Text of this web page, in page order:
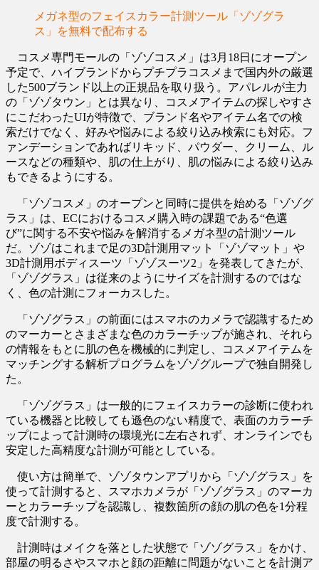
メガネ型のフェイスカラー計測ツール「ゾゾグラ
ス」を無料で配布する
コスメ専門モールの「ゾゾコスメ」は3月18日にオープン
予定で、ハイブランドからプチプラコスメまで国内外の厳選
した500ブランド以上の正規品を取り扱う。アパレルが主力
の「ゾゾタウン」とは異なり、コスメアイテムの探しやすさ
にこだわったUIが特徴で、ブランド名やアイテム名での検
索だけでなく、好みや悩みによる絞り込み検索にも対応。フ
ァンデーションであればリキッド、パウダー、クリーム、ル
ースなどの種類や、肌の仕上がり、肌の悩みによる絞り込み
もできるようにする。
「ゾゾコスメ」のオープンと同時に提供を始める「ゾゾグ
ラス」は、ECにおけるコスメ購入時の課題である“色選
び”に関する不安や悩みを解消するメガネ型の計測ツール
だ。ゾゾはこれまで足の3D計測用マット「ゾゾマット」や
3D計測用ボディスーツ「ゾゾスーツ2」を発表してきたが、
「ゾゾグラス」は従来のようにサイズを計測するのではな
く、色の計測にフォーカスした。
「ゾゾグラス」の前面にはスマホのカメラで認識するため
のマーカーとさまざまな色のカラーチップが施され、それら
の情報をもとに肌の色を機械的に判定し、コスメアイテムを
マッチングする解析プログラムをゾゾグループで独自開発し
た。
「ゾゾグラス」は一般的にフェイスカラーの診断に使われ
ている機器と比較しても遜色のない精度で、表面のカラーチ
ップによって計測時の環境光に左右されず、オンラインでも
安定した高精度な計測が可能としている。
使い方は簡単で、ゾゾタウンアプリから「ゾゾグラス」を
使って計測すると、スマホカメラが「ゾゾグラス」のマーカ
ーとカラーチップを認識し、複数箇所の顔の肌の色を1分程
度で計測する。
計測時はメイクを落とした状態で「ゾゾグラス」をかけ、
部屋の明るさやスマホと顔の距離に問題がないことを計測ア